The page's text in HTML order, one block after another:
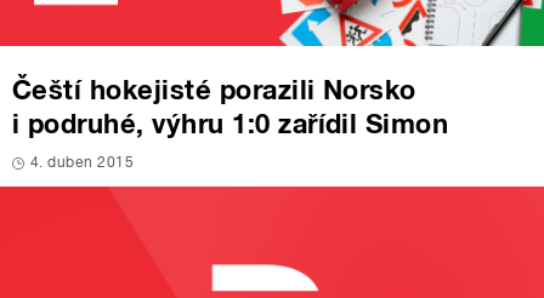
Čeští hokejisté porazili Norsko
i podruhé, výhru 1:0 zařídil Simon
4. duben 2015